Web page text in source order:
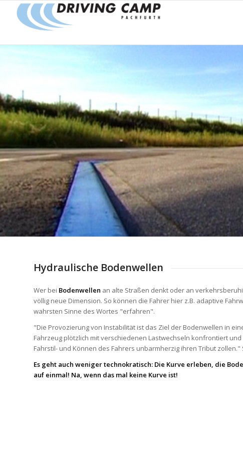
Hydraulische Bodenwellen
Wer bei Bodenwellen an alte Straßen denkt oder an
völlig neue Dimension. So können die Fahrer hier z.B. adaptive
wahrsten Sinne des Wortes "erfahren".
"Die Provozierung von Instabilität ist das Ziel der Bodenwellen in
Fahrzeug plötzlich mit verschiedenen Lastwechseln konfrontiert
Fahrstil- und Können des Fahrers unbarmherzig ihren Tribut
Es geht auch weniger technokratisch: Die Kurve erleben, die
auf einmal! Na, wenn das mal keine Kurve ist!